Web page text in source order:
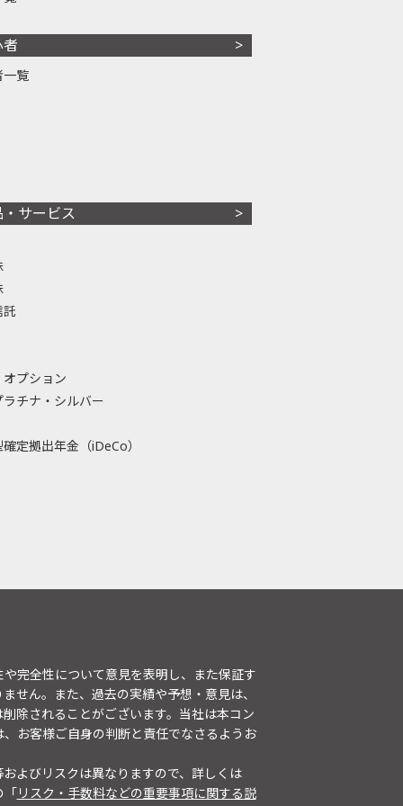
一覧
サービス
託
プション
ラチナ・シルバー
定拠出年金（iDeCo）
完全性について意見を表明し、また保証す
せん。また、過去の実績や予想・意見は、
除されることがございます。当社は本コン
お客様ご自身の判断と責任でなさるようお
よびリスクは異なりますので、詳しくは
「リスク・手数料などの重要事項に関する説